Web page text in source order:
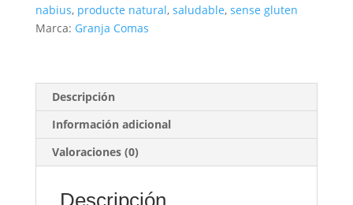
nabius, producte natural, saludable, sense gluten
Marca: Granja Comas
Descripción
Información adicional
Valoraciones (0)
Descripción